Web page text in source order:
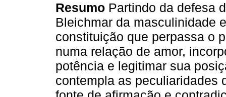
Resumo Partindo da defesa
Bleichmar da masculinidade
constituição que perpassa o
numa relação de amor,
potência e legitimar sua
contempla as peculiaridades